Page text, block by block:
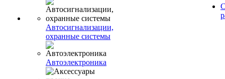
Автосигнализации,
охранные системы
Автоэлектроника